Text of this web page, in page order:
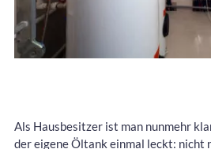
Als Hausbesitzer ist man nunmehr
der eigene Öltank einmal leckt: nicht